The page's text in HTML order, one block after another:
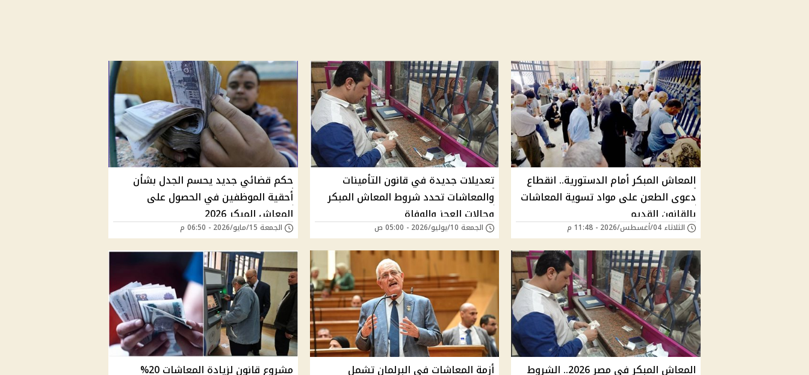
المعاش المبكر أمام الدستورية.. انقطاع
دعوى الطعن على مواد تسوية المعاشات
بالقانون القديم
الثلاثاء 04/أغسطس/2026 - 11:48 م
تعديلات جديدة في قانون التأمينات
والمعاشات تحدد شروط المعاش المبكر
وحالات العجز والوفاة
الجمعة 10/يوليو/2026 - 05:00 ص
حكم قضائي جديد يحسم الجدل بشأن
أحقية الموظفين في الحصول على
المعاش المبكر 2026
الجمعة 15/مايو/2026 - 06:50 م
المعاش المبكر في مصر 2026.. الشروط
أزمة المعاشات في البرلمان تشمل
مشروع قانون لزيادة المعاشات 20%